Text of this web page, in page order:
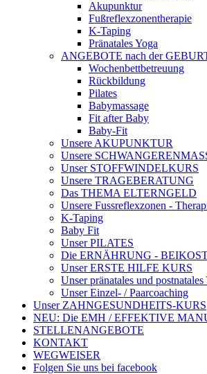
Akupunktur
Fußreflexzonentherapie
K-Taping
Pränatales Yoga
ANGEBOTE nach der
Wochenbettbetreuung
Rückbildung
Pilates
Babymassage
Fit after Baby
Baby-Fit
Unsere AKUPUNKTUR
Unsere
Unser STOFFWINDELKURS
Unsere TRAGEBERATUNG
Das THEMA ELTERNGELD
Unsere Fussreflexzonen -
K-Taping
Baby Fit
Unser PILATES
Die ERNÄHRUNG -
Unser ERSTE HILFE KURS
Unser pränatales und
Unser Einzel- / Paarcoaching
Unser ZAHNGESUNDHEITS-KURS
NEU: Die EMH / EFFEKTIVE
STELLENANGEBOTE
KONTAKT
WEGWEISER
Folgen Sie uns bei facebook